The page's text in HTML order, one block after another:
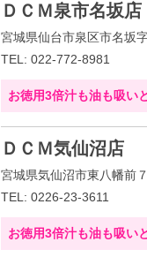
ＤＣＭ泉市名坂店
宮城県仙台市泉区市名坂
TEL: 022-772-8981
お徳用3倍汁も油も吸い
ＤＣＭ気仙沼店
宮城県気仙沼市東八幡前
TEL: 0226-23-3611
お徳用3倍汁も油も吸い